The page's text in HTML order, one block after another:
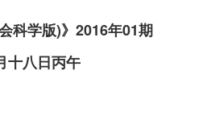
科学版)》2016年01期
十八日丙午